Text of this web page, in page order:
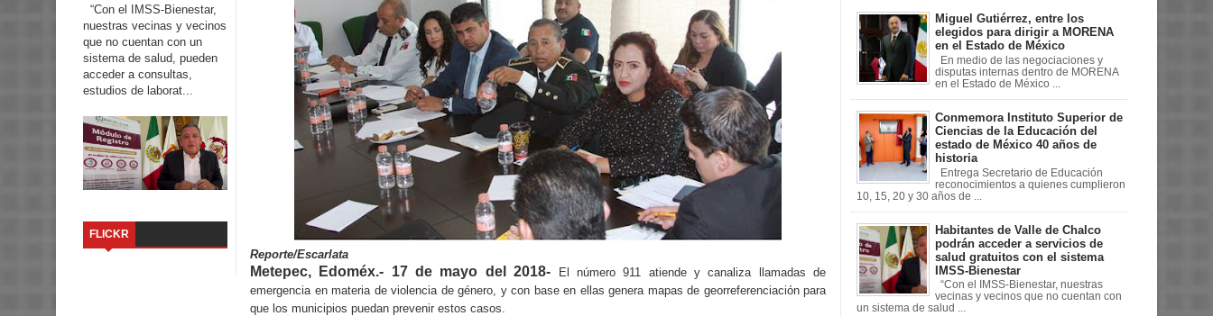
“Con el IMSS-Bienestar,
nuestras vecinas y vecinos
que no cuentan con un
sistema de salud, pueden
acceder a consultas,
estudios de laborat...
FLICKR
Reporte/Escarlata
Metepec, Edoméx.- 17 de mayo del 2018-
El número 911 atiende y canaliza llamadas de
emergencia en materia de violencia de género, y con base en ellas genera mapas de georreferenciación para
que los municipios puedan prevenir estos casos.
Miguel Gutiérrez, entre los
elegidos para dirigir a MORENA
en el Estado de México
En medio de las negociaciones y
disputas internas dentro de MORENA
en el Estado de México ...
Conmemora Instituto Superior de
Ciencias de la Educación del
estado de México 40 años de
historia
Entrega Secretario de Educación
reconocimientos a quienes cumplieron
10, 15, 20 y 30 años de ...
Habitantes de Valle de Chalco
podrán acceder a servicios de
salud gratuitos con el sistema
IMSS-Bienestar
“Con el IMSS-Bienestar, nuestras
vecinas y vecinos que no cuentan con
un sistema de salud ...